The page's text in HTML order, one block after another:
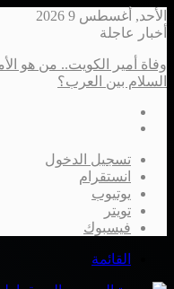
الأحد, أغسطس 9 2026
أخبار عاجلة
وفاة أمير الكويت.. من هو
السلام بين العرب؟
تسجيل الدخول
انستقرام
يوتيوب
تويتر
فيسبوك
القائمة